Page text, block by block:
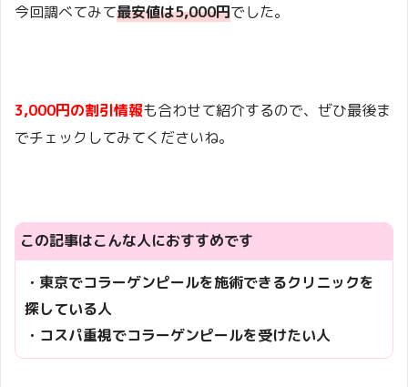
今回調べてみて最安値は5,000円でした。
3,000円の割引情報も合わせて紹介するので、ぜひ最後ま
でチェックしてみてくださいね。
この記事はこんな人におすすめです
・東京でコラーゲンピールを施術できるクリニックを
探している人
・コスパ重視でコラーゲンピールを受けたい人